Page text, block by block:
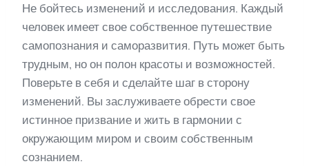
Не бойтесь изменений и исследования. Каждый
человек имеет свое собственное путешествие
самопознания и саморазвития. Путь может быть
трудным, но он полон красоты и возможностей.
Поверьте в себя и сделайте шаг в сторону
изменений. Вы заслуживаете обрести свое
истинное призвание и жить в гармонии с
окружающим миром и своим собственным
сознанием.